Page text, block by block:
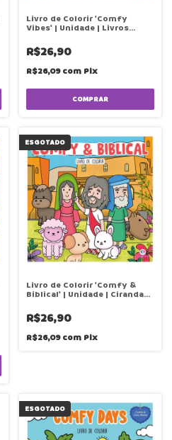
Livro de Colorir 'Comfy
Vibes' | Unidade | Livros
R$26,90
R$26,09com Pix
ESGOTADO
Livro de Colorir 'Comfy &
Biblical' | Unidade | Ciranda
R$26,90
R$26,09com Pix
ESGOTADO